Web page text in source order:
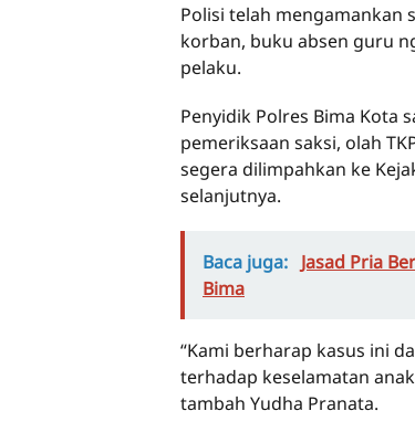
Polisi telah mengamankan
korban, buku absen guru
pelaku.
Penyidik Polres Bima Kota
pemeriksaan saksi, olah
segera dilimpahkan ke
selanjutnya.
Baca juga: Jasad Pria
Bima
“Kami berharap kasus ini
terhadap keselamatan
tambah Yudha Pranata.